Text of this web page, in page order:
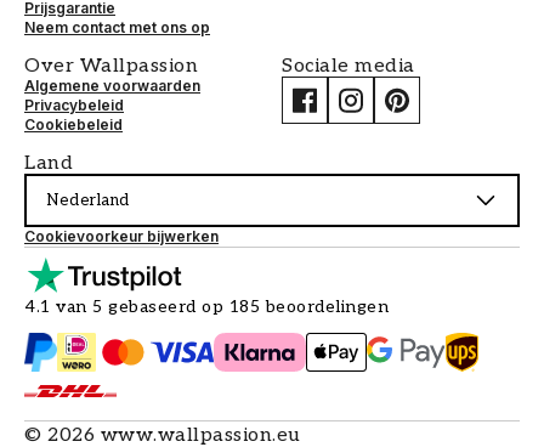
Prijsgarantie
Neem contact met ons op
Over Wallpassion
Algemene voorwaarden
Privacybeleid
Cookiebeleid
Sociale media
Land
Nederland
Cookievoorkeur bijwerken
4.1 van 5 gebaseerd op 185 beoordelingen
© 2026 www.wallpassion.eu